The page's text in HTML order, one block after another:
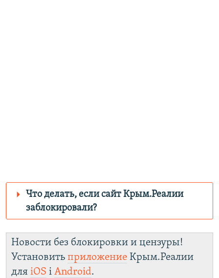
Что делать, если сайт Крым.Реалии
заблокировали?
Крым.Реалии
зеркального
сайта: https://d1gydayz2w70yv.cloudfront.net/
Новости без блокировки и цензуры!
Установить приложение Крым.Реалии
для iOS і Android.